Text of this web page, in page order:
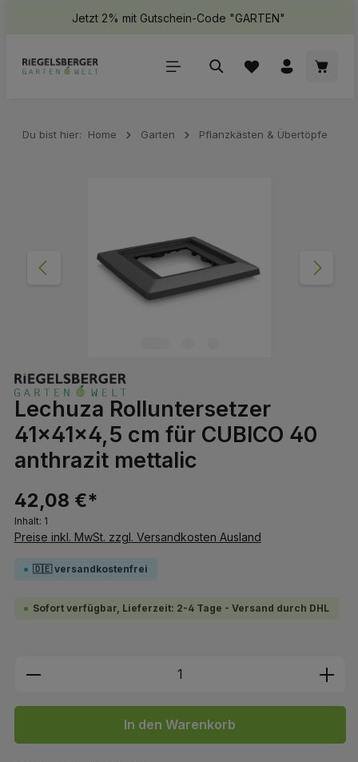
springenJetzt 2% mit Gutschein-Code "GARTEN"
Du bist hier: Home Garten Pflanzkästen & Übertöpfe
Lechuza Rolluntersetzer
41x41x4,5 cm für CUBICO 40
anthrazit mettalic
42,08 €*
Inhalt: 1
Preise inkl. MwSt. zzgl. Versandkosten Ausland
🇩🇪 versandkostenfrei
Sofort verfügbar, Lieferzeit: 2-4 Tage - Versand durch DHL
Produkt Anzahl: Gib den
In den Warenkorb